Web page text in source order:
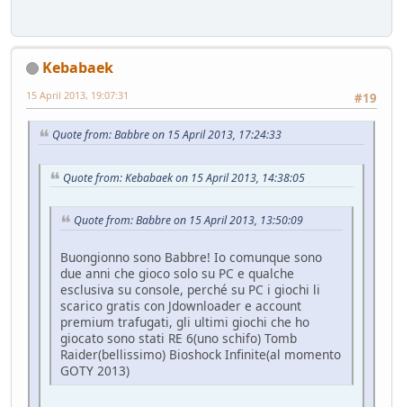
Kebabaek
#19
15 April 2013, 19:07:31
Quote from: Babbre on 15 April 2013, 17:24:33
Quote from: Kebabaek on 15 April 2013, 14:38:05
Quote from: Babbre on 15 April 2013, 13:50:09
Buongionno sono Babbre! Io comunque sono
due anni che gioco solo su PC e qualche
esclusiva su console, perché su PC i giochi li
scarico gratis con Jdownloader e account
premium trafugati, gli ultimi giochi che ho
giocato sono stati RE 6(uno schifo) Tomb
Raider(bellissimo) Bioshock Infinite(al momento
GOTY 2013)